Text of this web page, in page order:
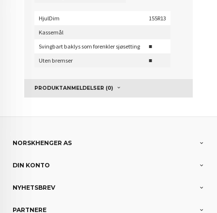
HjulDim
155R13
Kassemål
Svingbart baklys som forenkler sjøsetting
■
Uten bremser
■
PRODUKTANMELDELSER (0)
NORSKHENGER AS
DIN KONTO
NYHETSBREV
PARTNERE